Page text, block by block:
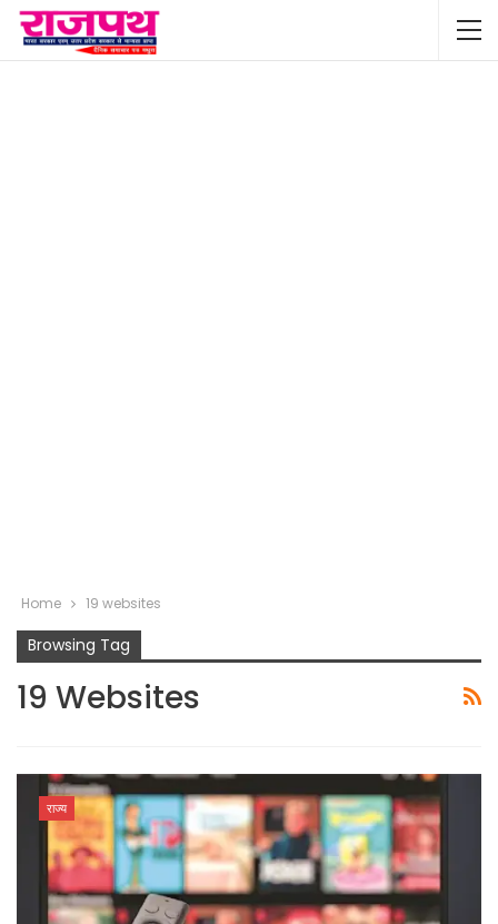
Home 19 websites
Browsing Tag
19 Websites
राज्य